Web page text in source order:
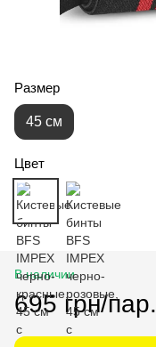
Размер
45 см
Цвет
В наличии
695 грн/пар.